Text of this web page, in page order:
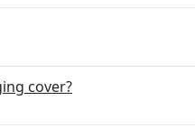
cover?